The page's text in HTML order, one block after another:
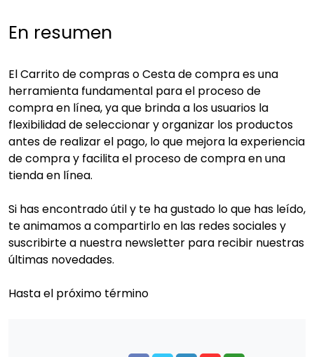
En resumen
El Carrito de compras o Cesta de compra es una
herramienta fundamental para el proceso de
compra en línea, ya que brinda a los usuarios la
flexibilidad de seleccionar y organizar los productos
antes de realizar el pago, lo que mejora la experiencia
de compra y facilita el proceso de compra en una
tienda en línea.
Si has encontrado útil y te ha gustado lo que has leído,
te animamos a compartirlo en las redes sociales y
suscribirte a nuestra newsletter para recibir nuestras
últimas novedades.
Hasta el próximo término